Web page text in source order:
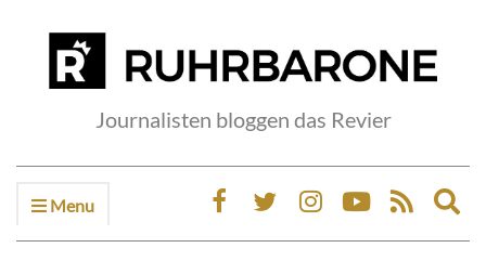
Journalisten bloggen das Revier
Menu